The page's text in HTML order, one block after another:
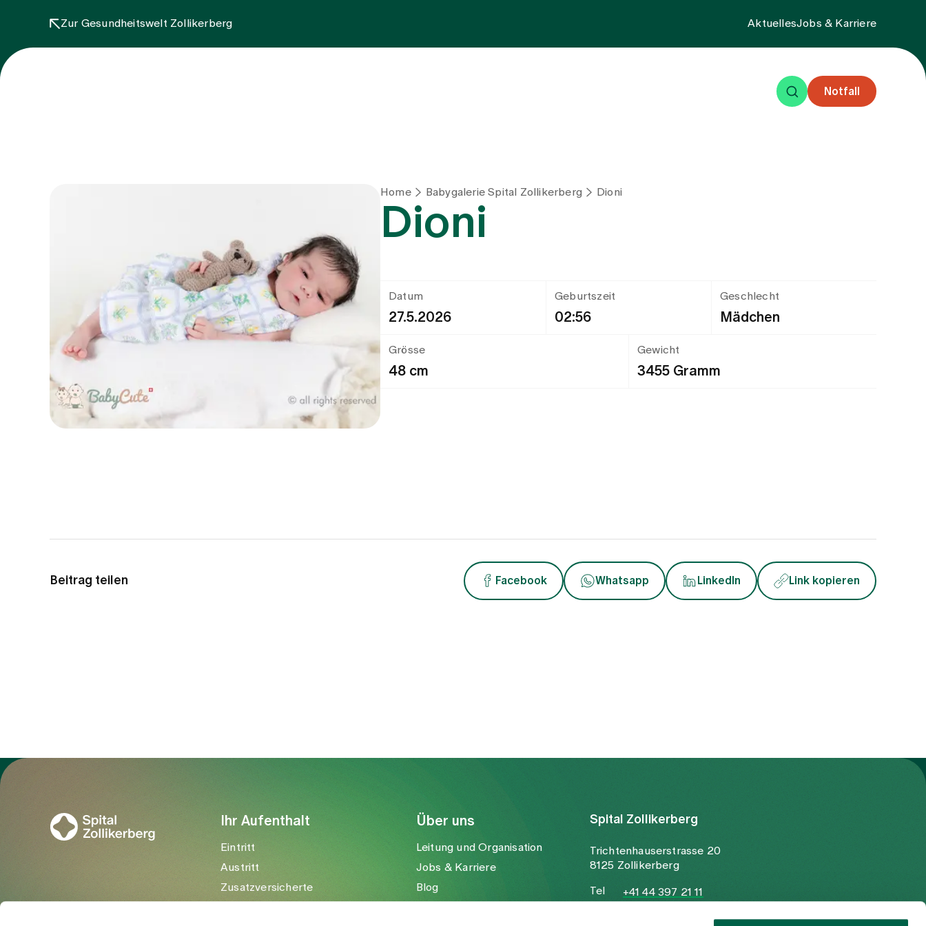
Zur Gesundheitswelt Zollikerberg AktuellesJobs & Karriere
Notfall
Home Babygalerie Spital Zollikerberg Dioni
Dioni
Datum
27.5.2026
Geburtszeit
02:56
Geschlecht
Mädchen
Grösse
48 cm
Gewicht
3455 Gramm
Beitrag teilen Facebook Whatsapp LinkedIn Link kopieren
Ihr Aufenthalt
Eintritt
Austritt
Zusatzversicherte
Über uns
Leitung und Organisation
Jobs & Karriere
Blog
Spital Zollikerberg
Trichtenhauserstrasse 20
8125 Zollikerberg
Tel
+41 44 397 21 11